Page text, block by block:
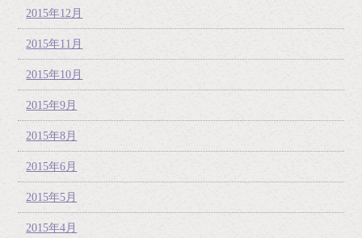
2015年12月
2015年11月
2015年10月
2015年9月
2015年8月
2015年6月
2015年5月
2015年4月